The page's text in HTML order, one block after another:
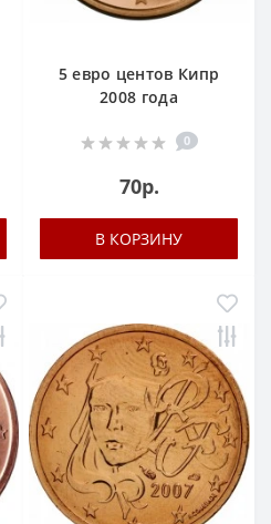
5 евро центов Кипр
2008 года
0
70р.
В КОРЗИНУ